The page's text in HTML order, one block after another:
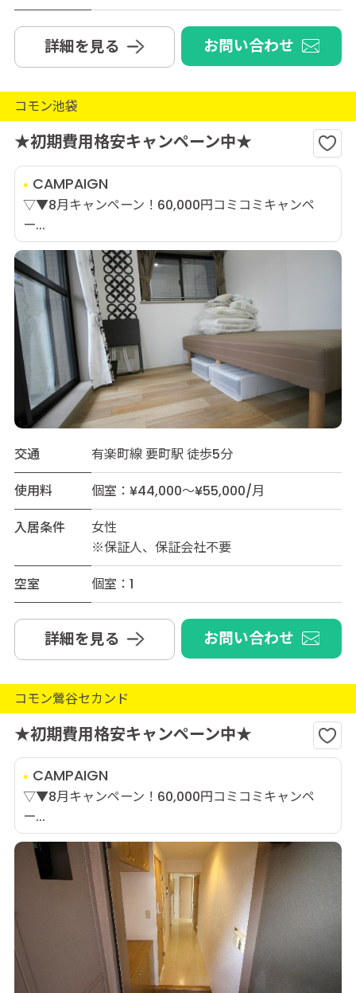
詳細を見る お問い合わせ
コモン池袋
★初期費用格安キャンペーン中★
CAMPAIGN
▽▼8月キャンペーン！60,000円コミコミキャンペ
ー...
交通
有楽町線 要町駅 徒歩5分
使用料
個室：¥44,000～¥55,000/月
入居条件
女性
※保証人、保証会社不要
空室
個室：1
詳細を見る お問い合わせ
コモン鶯谷セカンド
★初期費用格安キャンペーン中★
CAMPAIGN
▽▼8月キャンペーン！60,000円コミコミキャンペ
ー...